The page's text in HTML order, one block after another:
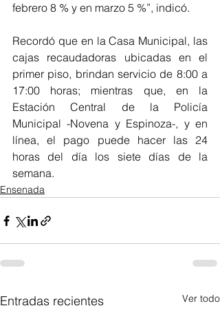
febrero 8 % y en marzo 5 %”, indicó.
Recordó que en la Casa Municipal, las
cajas recaudadoras ubicadas en el
primer piso, brindan servicio de 8:00 a
17:00 horas; mientras que, en la
Estación Central de la Policía
Municipal -Novena y Espinoza-, y en
línea, el pago puede hacer las 24
horas del día los siete días de la
semana.
Ensenada
Entradas recientes Ver todo